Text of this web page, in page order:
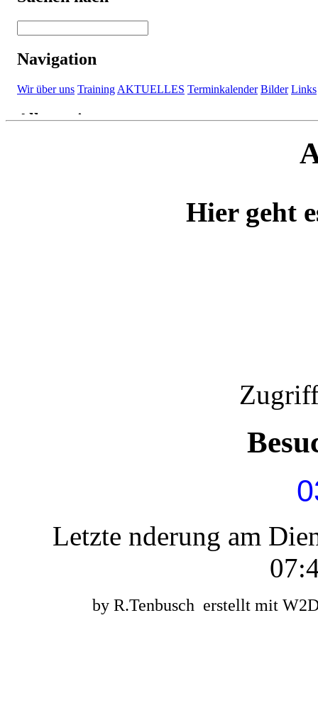
Hier geht
Letzte nderung am
by R.Tenbusch erstellt mit